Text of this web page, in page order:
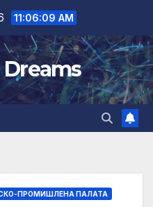
11:06:10 AM
ПРОМИШЛЕНА ПАЛАТА